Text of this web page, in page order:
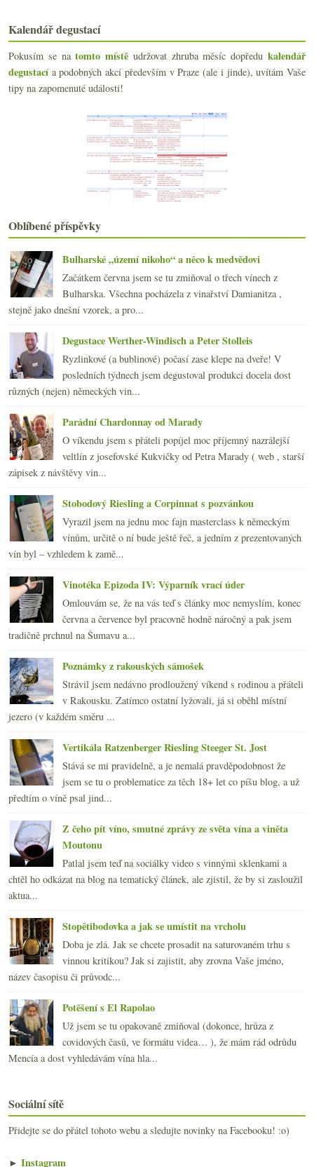
►2015(251)
2014(254)
►2013 (249)
►2012(254)
► 2011(252)
Kalendář degustací
Pokusím se natomto místě udržovat zhruba měsíc dopředukalendář
degustacía podobných akcí především v Praze (ale i jinde), uvítám Vaše
tipy na zapomenuté události!
Oblíbené příspěvky
Bulharské „území nikoho“ a něco k medvědovi
Začátkem června jsem se tu zmiňoval o třech vínech z
Bulharska. Všechna pocházela z vinařství Damianitza ,
stejně jako dnešní vzorek, a pro...
Degustace Werther-Windisch a Peter Stolleis
Ryzlinkové (a bublinové) počasí zase klepe na dveře! V
posledních týdnech jsem degustoval produkci docela dost
různých (nejen) německých vin...
Parádní Chardonnay od Marady
O víkendu jsem s přáteli popíjel moc příjemný nazrálejší
veltlín z josefovské Kukvičky od Petra Marady ( web , starší
zápisek z návštěvy vin...
Stobodový Riesling a Corpinnat s pozvánkou
Vyrazil jsem na jednu moc fajn masterclass k německým
vínům, určitě o ní bude ještě řeč, a jedním z prezentovaných
vín byl – vzhledem k zamě...
Vinotéka Epizoda IV: Výparník vrací úder
Omlouvám se, že na vás teď s články moc nemyslím, konec
června a července byl pracovně hodně náročný a pak jsem
tradičně prchnul na Šumavu a...
Poznámky z rakouských sámošek
Strávil jsem nedávno prodloužený víkend s rodinou a přáteli
v Rakousku. Zatímco ostatní lyžovali, já si oběhl místní
jezero (v každém směru ...
Vertikála Ratzenberger Riesling Steeger St. Jost
Stává se mi pravidelně, a je nemalá pravděpodobnost že
jsem se tu o problematice za těch 18+ let co píšu blog, a už
předtím o víně psal jind...
Z čeho pít víno, smutné zprávy ze světa vína a viněta
Moutonu
Patlal jsem teď na sociálky video s vinnými sklenkami a
chtěl ho odkázat na blog na tematický článek, ale zjistil, že by si zasloužil
aktua...
Stopětibodovka a jak se umístit na vrcholu
Doba je zlá. Jak se chcete prosadit na saturovaném trhu s
vinnou kritikou? Jak si zajistit, aby zrovna Vaše jméno,
název časopisu či průvodc...
Potěšení s El Rapolao
Už jsem se tu opakovaně zmiňoval (dokonce, hrůza z
covidových časů, ve formátu videa… ), že mám rád odrůdu
Mencía a dost vyhledávám vína hla...
Sociální sítě
Přidejte se do přátel tohoto webu a sledujte novinky na Facebooku! :o)
► Instagram